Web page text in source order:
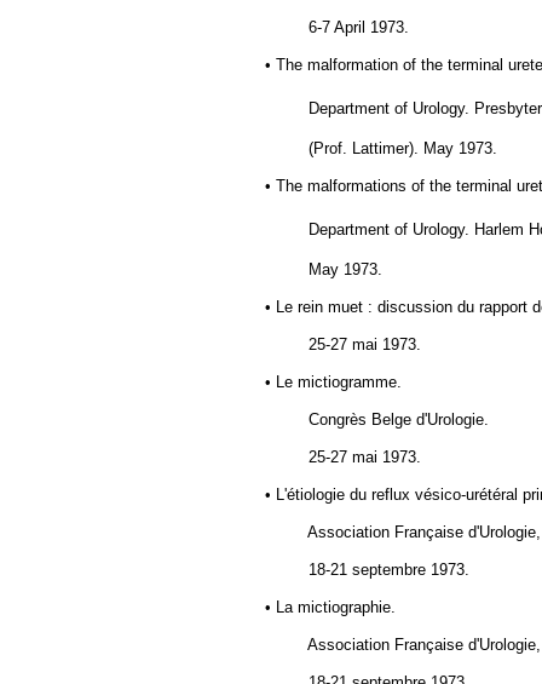
6-7 April 1973.
• The malformation of the terminal
Department of Urology.
(Prof. Lattimer). May 1973.
• The malformations of the terminal
Department of Urology. Harlem
May 1973.
• Le rein muet : discussion du rapport
25-27 mai 1973.
• Le mictiogramme.
Congrès Belge d'Urologie.
25-27 mai 1973.
• L'étiologie du reflux vésico-urétéral
Association Française
18-21 septembre 1973.
• La mictiographie.
Association Française